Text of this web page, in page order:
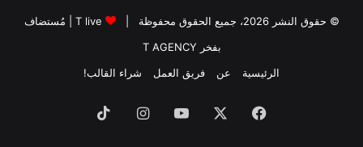
© حقوق النشر 2026، جميع الحقوق محفوظة | T live | مُستضاف
بفخر T AGENCY
الرئيسية
عن فريق العمل شراء القالب!
فيسبوك ‫YouTubeانستقرام